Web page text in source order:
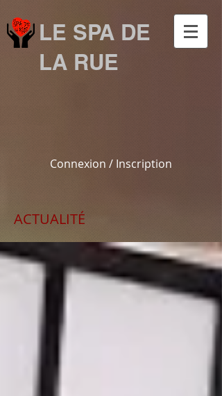
LE SPA DE
LA RUE
Connexion / Inscription
ACTUALITÉ